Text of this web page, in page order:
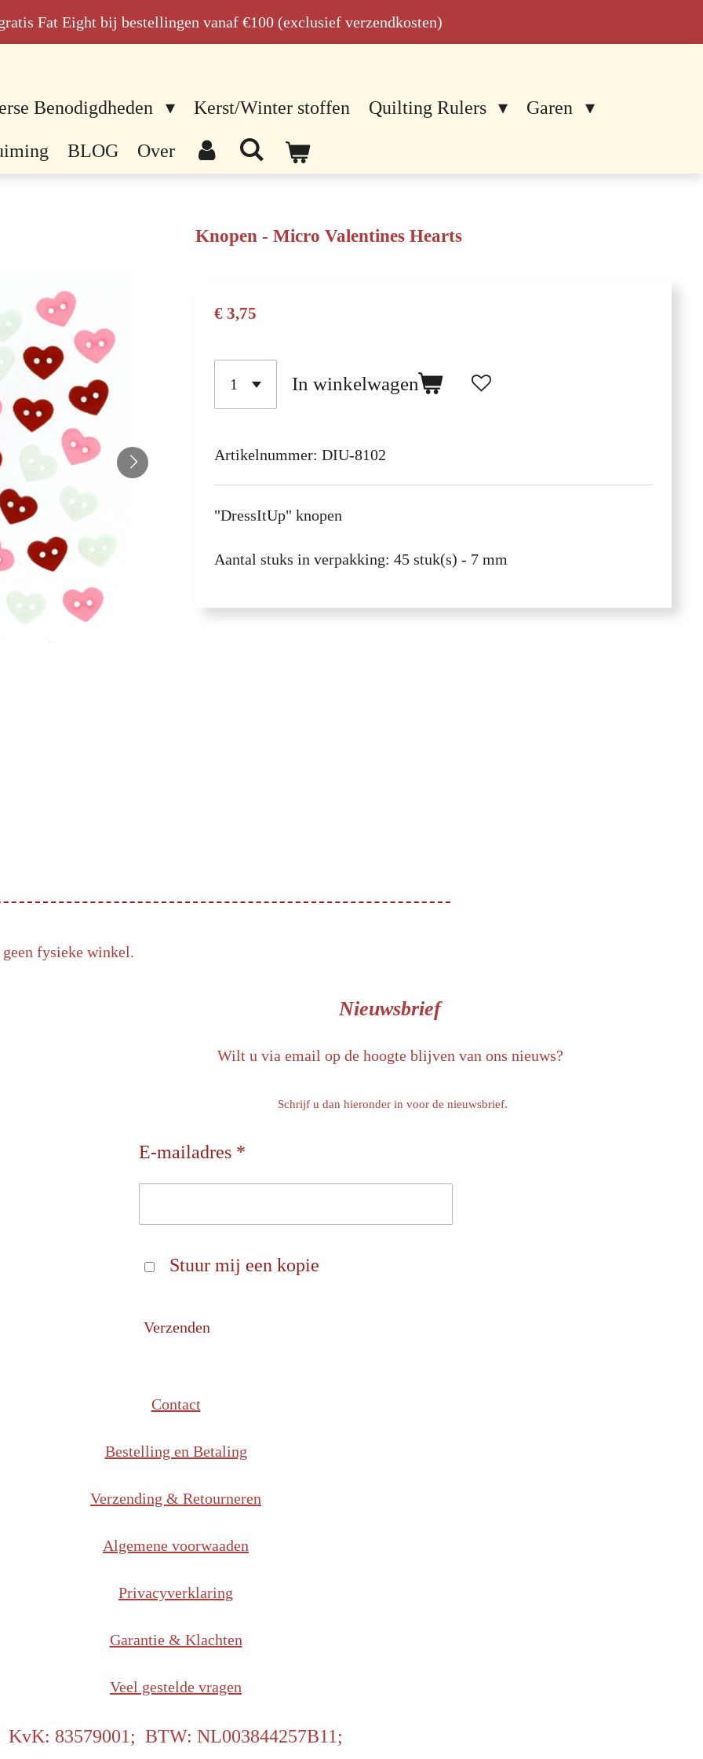
Fat Eight bij bestellingen vanaf €100 (exclusief verzendkosten)
Benodigdheden Kerst/Winter stoffen Quilting Rulers Garen
BLOG Over
Knopen - Micro Valentines Hearts
€ 3,75
In winkelwagen
Artikelnummer: DIU-8102
"DressItUp" knopen
Aantal stuks in verpakking: 45 stuk(s) - 7 mm
fysieke winkel.
Nieuwsbrief
Wilt u via email op de hoogte blijven van ons nieuws?
Schrijf u dan hieronder in voor de nieuwsbrief.
E-mailadres *
Stuur mij een kopie
Verzenden
Contact
Bestelling en Betaling
Verzending & Retourneren
Algemene voorwaaden
Privacyverklaring
Garantie & Klachten
Veel gestelde vragen
KvK: 83579001; BTW: NL003844257B11;